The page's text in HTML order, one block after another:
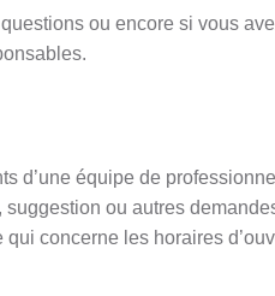
ou encore si vous
d’une équipe de
ou autres
concerne les horaires